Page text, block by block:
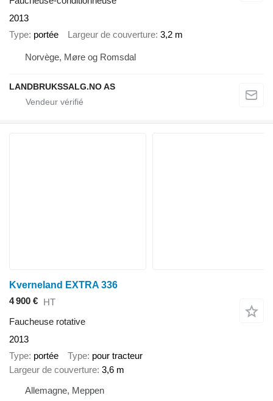
2013
Type portée Largeur de couverture 3,2 m
Norvège, Møre og Romsdal
LANDBRUKSSALG.NO AS
Kverneland EXTRA 336
4 900 € HT
Faucheuse rotative
2013
Type portée Type pour tracteur
Largeur de couverture 3,6 m
Allemagne, Meppen